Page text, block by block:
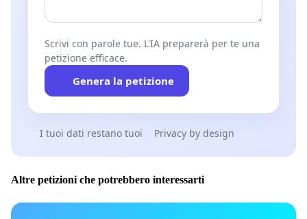
Scrivi con parole tue. L'IA preparerà per te una
petizione efficace.
Genera la petizione
I tuoi dati restano tuoi Privacy by design
Altre petizioni che potrebbero interessarti